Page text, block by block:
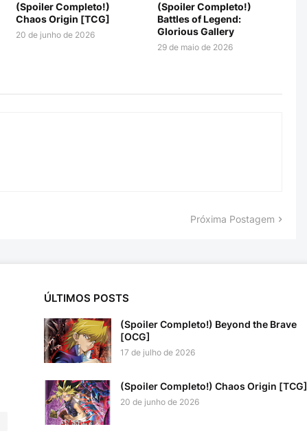
(Spoiler Completo!)
Chaos Origin [TCG]
20 de junho de 2026
(Spoiler Completo!)
Battles of Legend:
Glorious Gallery
29 de maio de 2026
Próxima Postagem
ÚLTIMOS POSTS
(Spoiler Completo!) Beyond the Brave
[OCG]
17 de julho de 2026
(Spoiler Completo!) Chaos Origin [TCG]
20 de junho de 2026